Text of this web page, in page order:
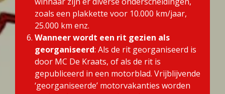
zoals een plakkette voor 10.000 km/jaar,
25.000 km enz.
Wanneer wordt een rit gezien als
georganiseerd: Als de rit georganiseerd is
door MC De Kraats, of als de rit is
gepubliceerd in een motorblad. Vrijblijvende
‘georganiseerde’ motorvakanties worden